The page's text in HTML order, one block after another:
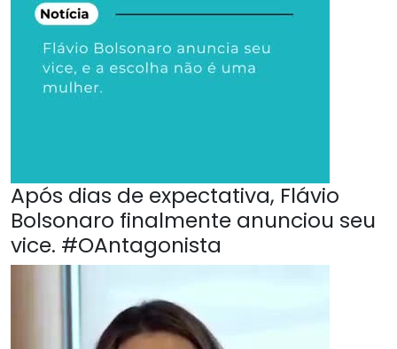
Após dias de expectativa, Flávio
Bolsonaro finalmente anunciou seu
vice. #OAntagonista